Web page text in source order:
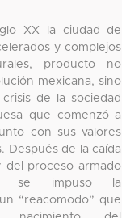
XX la ciudad de
y complejos
producto no
mexicana, sino
de la sociedad
que comenzó a
con sus valores
Después de la caída
del proceso armado
se impuso la
“reacomodo” que